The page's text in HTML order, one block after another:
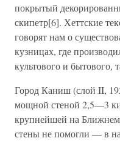
покрытый
скипетр[6]. Хеттские
говорят нам о
кузницах, где
культового и бытового,
Город Каниш (слой II,
мощной стеной 2,5—3
крупнейшей на
стены не помогли — в